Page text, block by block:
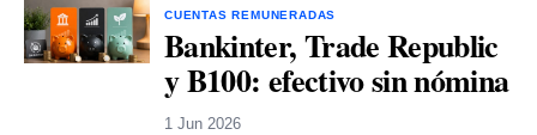
CUENTAS REMUNERADAS
Bankinter, Trade Republic
y B100: efectivo sin nómina
1 Jun 2026